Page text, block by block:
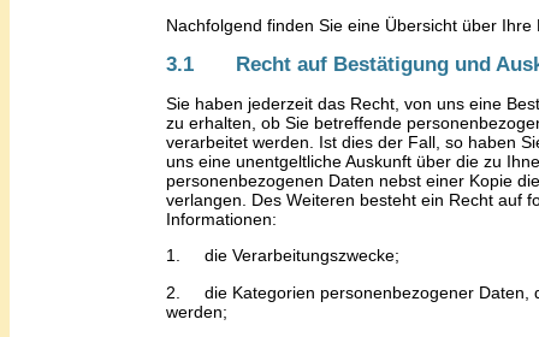
Nachfolgend finden Sie eine Übersicht über Ihre
3.1 Recht auf Bestätigung und
Sie haben jederzeit das Recht, von uns eine
zu erhalten, ob Sie betreffende
verarbeitet werden. Ist dies der Fall, so haben
uns eine unentgeltliche Auskunft über die zu
personenbezogenen Daten nebst einer Kopie
verlangen. Des Weiteren besteht ein Recht auf
Informationen:
1. die Verarbeitungszwecke;
2. die Kategorien personenbezogener Daten,
werden;